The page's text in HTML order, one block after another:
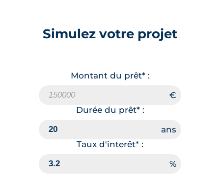
Simulez votre projet
Montant du prêt* :
Durée du prêt* :
Taux d'interêt* :